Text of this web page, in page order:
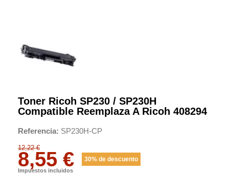
Toner Ricoh SP230 / SP230H
Compatible Reemplaza A Ricoh 408294
Referencia SP230H-CP
12,22 €
8,55 € 30% de descuento
Impuestos incluidos